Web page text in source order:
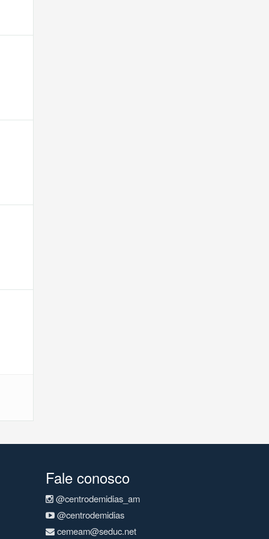
Fale conosco
@centrodemidias_am
@centrodemidias
cemeam@seduc.net